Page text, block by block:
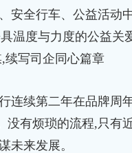
安全行车、公益活动
温度与力度的公益
续写司企同心篇章
续第二年在品牌周
没有烦琐的流程,只有
未来发展。